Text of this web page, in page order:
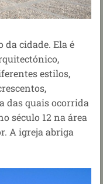
da cidade. Ela é
estilos,
das quais ocorrida
século 12 na área
A igreja abriga